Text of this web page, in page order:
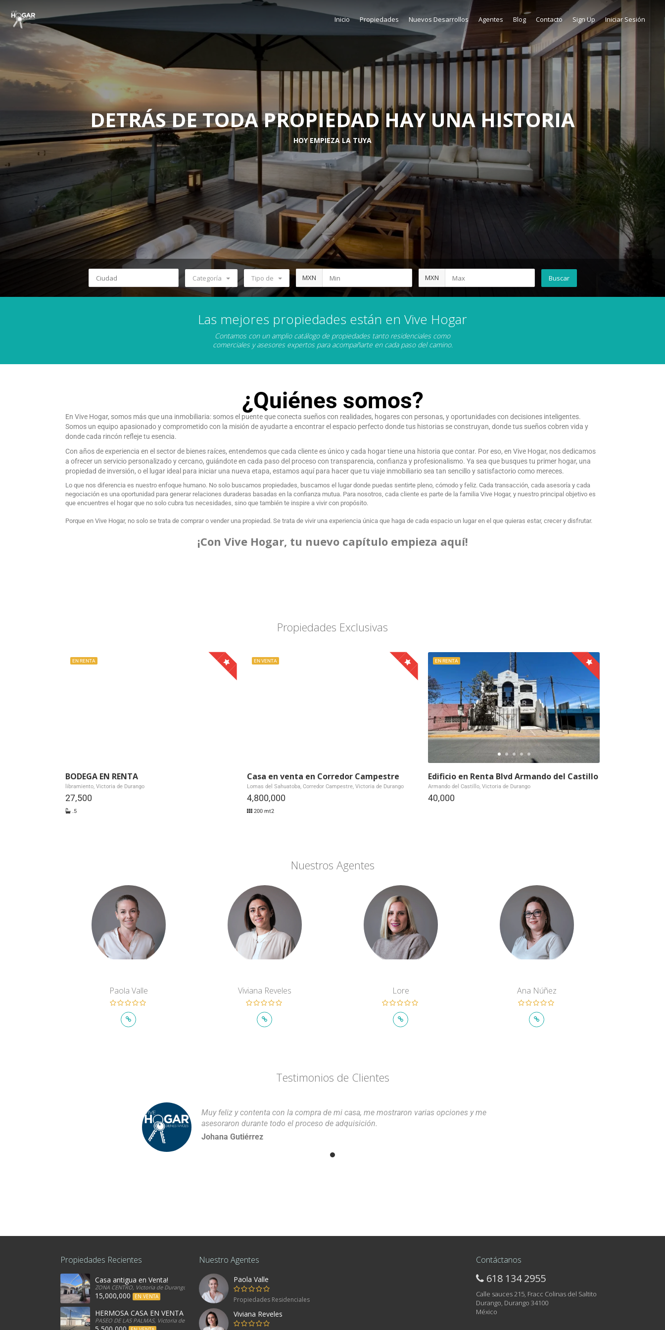
Sign Up Iniciar Sesión
Inicio Propiedades Nuevos Desarrollos Agentes Blog Contacto
DETRÁS DE TODA PROPIEDAD HAY UNA HISTORIA
HOY EMPIEZA LA TUYA
Categoría Tipo de MXN MXN
Las mejores propiedades están en Vive Hogar
Contamos con un amplio catálogo de propiedades tanto residenciales como
comerciales y asesores expertos para acompañarte en cada paso del camino.
¿Quiénes somos?
En Vive Hogar, somos más que una inmobiliaria: somos el puente que conecta sueños con realidades, hogares con personas, y oportunidades con decisiones inteligentes.
Somos un equipo apasionado y comprometido con la misión de ayudarte a encontrar el espacio perfecto donde tus historias se construyan, donde tus sueños cobren vida y
donde cada rincón refleje tu esencia.
Con años de experiencia en el sector de bienes raíces, entendemos que cada cliente es único y cada hogar tiene una historia que contar. Por eso, en Vive Hogar, nos dedicamos
a ofrecer un servicio personalizado y cercano, guiándote en cada paso del proceso con transparencia, confianza y profesionalismo. Ya sea que busques tu primer hogar, una
propiedad de inversión, o el lugar ideal para iniciar una nueva etapa, estamos aquí para hacer que tu viaje inmobiliario sea tan sencillo y satisfactorio como mereces.
Lo que nos diferencia es nuestro enfoque humano. No solo buscamos propiedades, buscamos el lugar donde puedas sentirte pleno, cómodo y feliz. Cada transacción, cada asesoría y cada
negociación es una oportunidad para generar relaciones duraderas basadas en la confianza mutua. Para nosotros, cada cliente es parte de la familia Vive Hogar, y nuestro principal objetivo es
que encuentres el hogar que no solo cubra tus necesidades, sino que también te inspire a vivir con propósito.
Porque en Vive Hogar, no solo se trata de comprar o vender una propiedad. Se trata de vivir una experiencia única que haga de cada espacio un lugar en el que quieras estar, crecer y disfrutar.
¡Con Vive Hogar, tu nuevo capítulo empieza aquí!
Propiedades Exclusivas
EN RENTA
BODEGA EN RENTA
libramiento, Victoria de Durango
27,500
.5
EN VENTA
Casa en venta en Corredor Campestre
Lomas del Sahuatoba, Corredor Campestre, Victoria de Durango
4,800,000
200 mt2
EN RENTA
Edificio en Renta Blvd Armando del Castillo
Armando del Castillo, Victoria de Durango
40,000
Nuestros Agentes
Paola Valle Viviana Reveles Lore Ana Núñez
Testimonios de Clientes
Muy feliz y contenta con la compra de mi casa, me mostraron varias opciones y me
asesoraron durante todo el proceso de adquisición.
Johana Gutiérrez
Propiedades Recientes
Casa antigua en Venta!
ZONA CENTRO, Victoria de Durango, 34080, Mexico
15,000,000 EN VENTA
HERMOSA CASA EN VENTA
PASEO DE LAS PALMAS, Victoria de Durango, 34080, Mexico
Nuestro Agentes
Paola Valle
Propiedades Residenciales
Viviana Reveles
Contáctanos
618 134 2955
Calle sauces 215, Fracc Colinas del Saltito
Durango, Durango 34100
México